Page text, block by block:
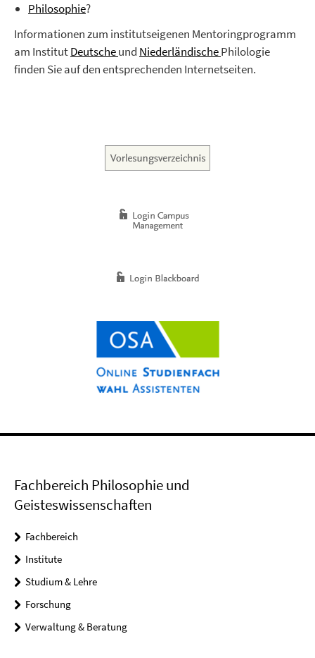
Philosophie?
Informationen zum institutseigenen Mentoringprogramm
am InstitutDeutscheund NiederländischePhilologie
finden Sie auf den entsprechenden Internetseiten.
Fachbereich Philosophie und
Geisteswissenschaften
Fachbereich
Institute
Studium & Lehre
Forschung
Verwaltung & Beratung